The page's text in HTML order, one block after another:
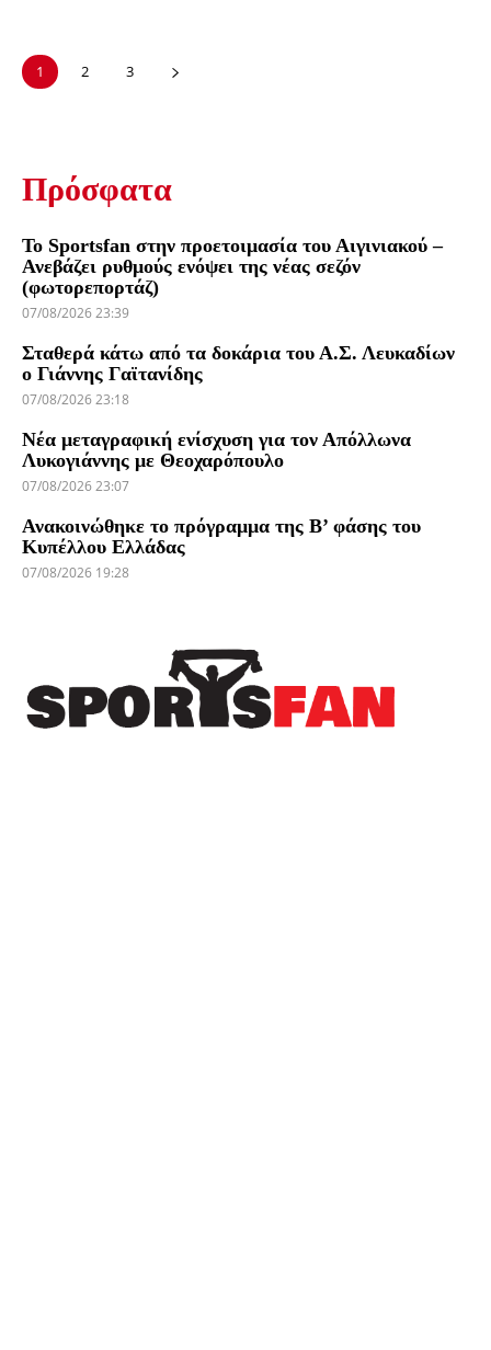
1 2 3
Πρόσφατα
Το Sportsfan στην προετοιμασία του Αιγινιακού –
Ανεβάζει ρυθμούς ενόψει της νέας σεζόν
(φωτορεπορτάζ)
07/08/2026 23:39
Σταθερά κάτω από τα δοκάρια του Α.Σ. Λευκαδίων
ο Γιάννης Γαϊτανίδης
07/08/2026 23:18
Νέα μεταγραφική ενίσχυση για τον Απόλλωνα
Λυκογιάννης με Θεοχαρόπουλο
07/08/2026 23:07
Ανακοινώθηκε το πρόγραμμα της Β’ φάσης του
Κυπέλλου Ελλάδας
07/08/2026 19:28